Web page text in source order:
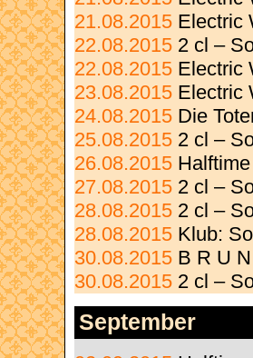
21.08.2015 Electric
22.08.2015 2 cl –
22.08.2015 Electric
23.08.2015 Electric
24.08.2015 Die
25.08.2015 2 cl –
26.08.2015
27.08.2015 2 cl –
28.08.2015 2 cl –
28.08.2015 Klub:
30.08.2015 B R U
30.08.2015 2 cl –
September